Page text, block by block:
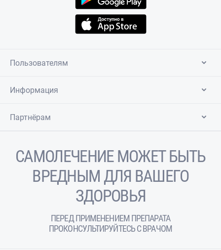
Пользователям
Информация
Партнёрам
САМОЛЕЧЕНИЕ МОЖЕТ БЫТЬ
ВРЕДНЫМ ДЛЯ ВАШЕГО
ЗДОРОВЬЯ
ПЕРЕД ПРИМЕНЕНИЕМ ПРЕПАРАТА
ПРОКОНСУЛЬТИРУЙТЕСЬ С ВРАЧОМ